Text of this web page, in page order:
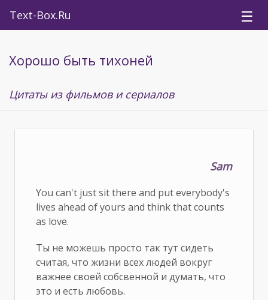
Text-Box.Ru ☰
Хорошо быть тихоней
Цитаты из фильмов и сериалов
Sam
You can't just sit there and put everybody's
lives ahead of yours and think that counts
as love.
Ты не можешь просто так тут сидеть
считая, что жизни всех людей вокруг
важнее своей собсвенной и думать, что
это и есть любовь.